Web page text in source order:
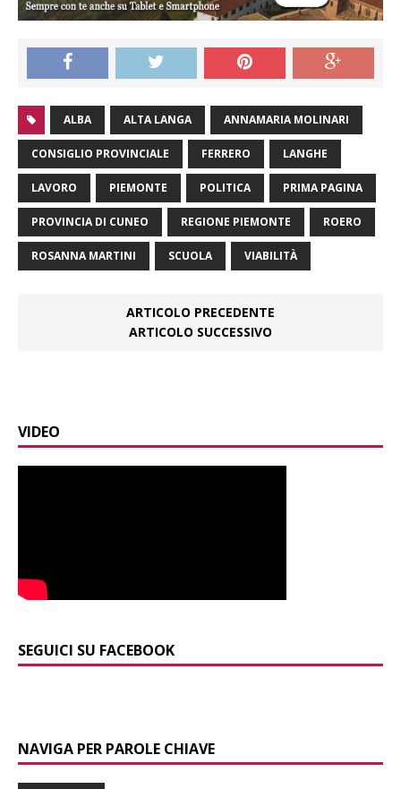
ALBA ALTA LANGA ANNAMARIA MOLINARI
CONSIGLIO PROVINCIALE FERRERO LANGHE
LAVORO PIEMONTE POLITICA PRIMA PAGINA
PROVINCIA DI CUNEO REGIONE PIEMONTE ROERO
ROSANNA MARTINI SCUOLA VIABILITÀ
ARTICOLO PRECEDENTE
ARTICOLO SUCCESSIVO
VIDEO
SEGUICI SU FACEBOOK
NAVIGA PER PAROLE CHIAVE